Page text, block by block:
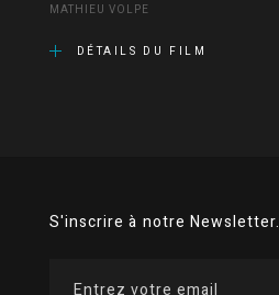
MATHIEU VOLPE
DÉTAILS DU FILM
S'inscrire à notre Newsletter.